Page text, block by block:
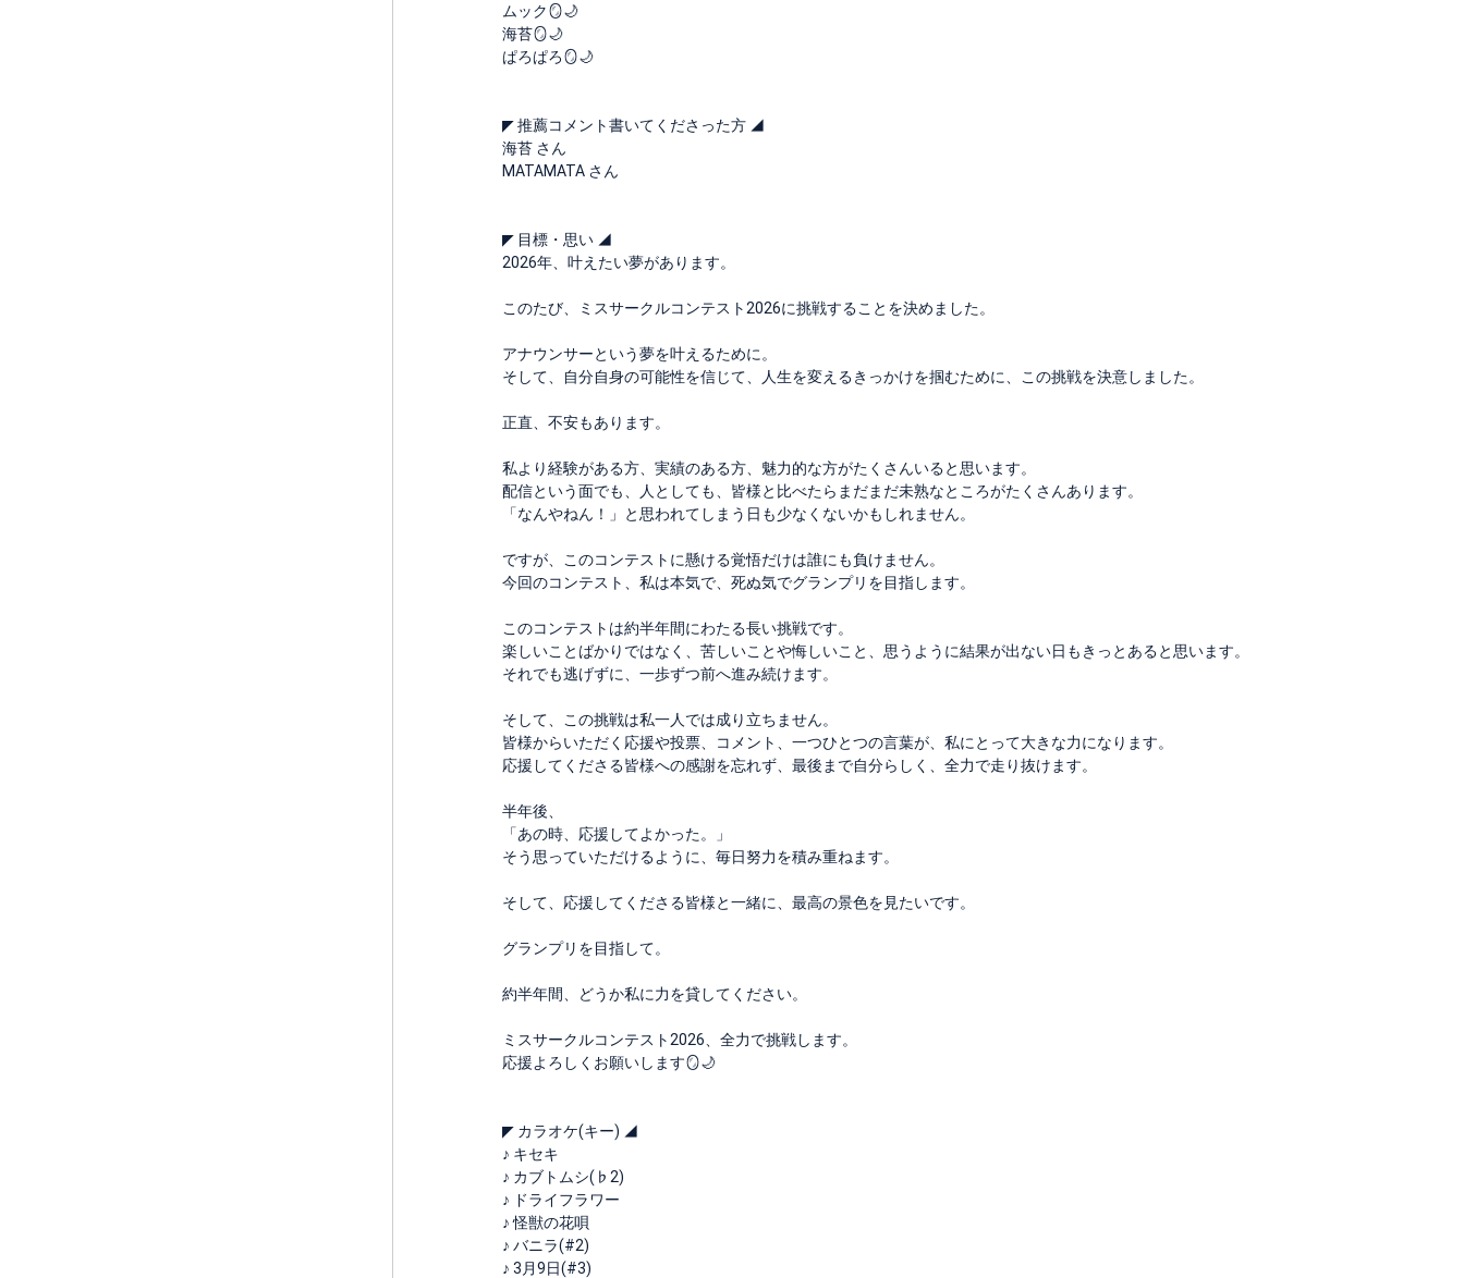
ムック🪞🌙
海苔🪞🌙
ぱろぱろ🪞🌙
◤ 推薦コメント書いてくださった方 ◢
海苔 さん
MATAMATA さん
◤ 目標・思い ◢
2026年、叶えたい夢があります。
このたび、ミスサークルコンテスト2026に挑戦することを決めました。
アナウンサーという夢を叶えるために。
そして、自分自身の可能性を信じて、人生を変えるきっかけを掴むために、この挑戦を決意しました。
正直、不安もあります。
私より経験がある方、実績のある方、魅力的な方がたくさんいると思います。
配信という面でも、人としても、皆様と比べたらまだまだ未熟なところがたくさんあります。
「なんやねん！」と思われてしまう日も少なくないかもしれません。
ですが、このコンテストに懸ける覚悟だけは誰にも負けません。
今回のコンテスト、私は本気で、死ぬ気でグランプリを目指します。
このコンテストは約半年間にわたる長い挑戦です。
楽しいことばかりではなく、苦しいことや悔しいこと、思うように結果が出ない日もきっとあると思います。
それでも逃げずに、一歩ずつ前へ進み続けます。
そして、この挑戦は私一人では成り立ちません。
皆様からいただく応援や投票、コメント、一つひとつの言葉が、私にとって大きな力になります。
応援してくださる皆様への感謝を忘れず、最後まで自分らしく、全力で走り抜けます。
半年後、
「あの時、応援してよかった。」
そう思っていただけるように、毎日努力を積み重ねます。
そして、応援してくださる皆様と一緒に、最高の景色を見たいです。
グランプリを目指して。
約半年間、どうか私に力を貸してください。
ミスサークルコンテスト2026、全力で挑戦します。
応援よろしくお願いします🪞🌙
◤ カラオケ(キー) ◢
♪ キセキ
♪ カブトムシ(♭2)
♪ ドライフラワー
♪ 怪獣の花唄
♪ バニラ(#2)
♪ 3月9日(#3)